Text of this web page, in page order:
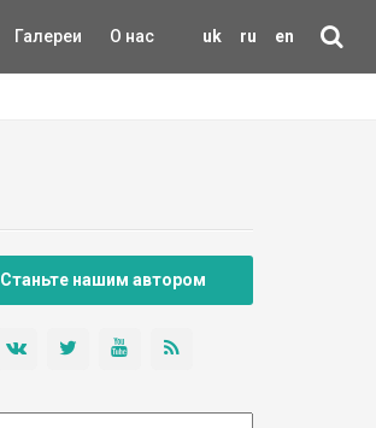
uk ru en
Галереи О нас
Станьте нашим автором